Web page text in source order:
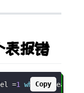
表报错
=1 where area_id
Copy